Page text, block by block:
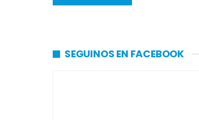
SEGUINOS EN FACEBOOK